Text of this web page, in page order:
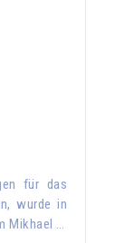
für das
wurde in
Mikhael …